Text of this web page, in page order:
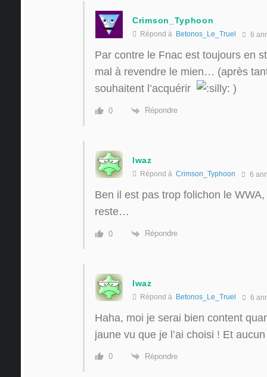
Crimson_Typhoon
Répond à Betonos_Le_Truel 6
Par contre le Fnac est toujours en
mal à revendre le mien… (après
souhaitent l’acquérir
)
0 Répondre
lwaz
Répond à Crimson_Typhoon 6
Ben il est pas trop folichon le
reste…
0 Répondre
lwaz
Répond à Betonos_Le_Truel 6
Haha, moi je serai bien content
jaune vu que je l’ai choisi ! Et
0 Répondre